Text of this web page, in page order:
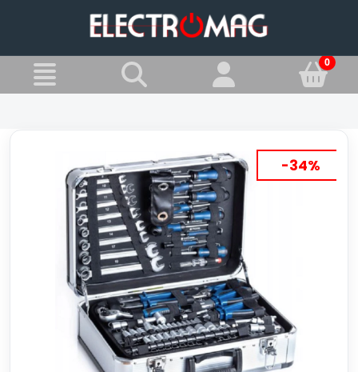
Zestawy kluczy
-34%